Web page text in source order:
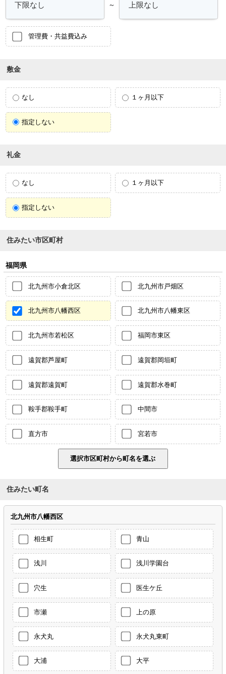
～
管理費・共益費込み
敷金
なし １ヶ月以下
指定しない
礼金
なし １ヶ月以下
指定しない
住みたい市区町村
福岡県
北九州市小倉北区 北九州市戸畑区
北九州市八幡西区 北九州市八幡東区
北九州市若松区 福岡市東区
遠賀郡芦屋町 遠賀郡岡垣町
遠賀郡遠賀町 遠賀郡水巻町
鞍手郡鞍手町 中間市
直方市 宮若市
住みたい町名
北九州市八幡西区
相生町 青山
浅川 浅川学園台
穴生 医生ケ丘
市瀬 上の原
永犬丸 永犬丸東町
大浦 大平